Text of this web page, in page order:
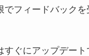
でフィードバックを
すぐにアップデー